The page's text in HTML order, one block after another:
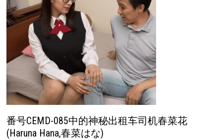
番号CEMD-085中的神秘出租车司机春菜花
(Haruna Hana,春菜はな)